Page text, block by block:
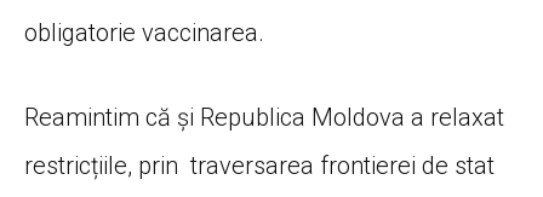
obligatorie vaccinarea.
Reamintim că și Republica Moldova a relaxat
restricțiile, prin traversarea frontierei de stat